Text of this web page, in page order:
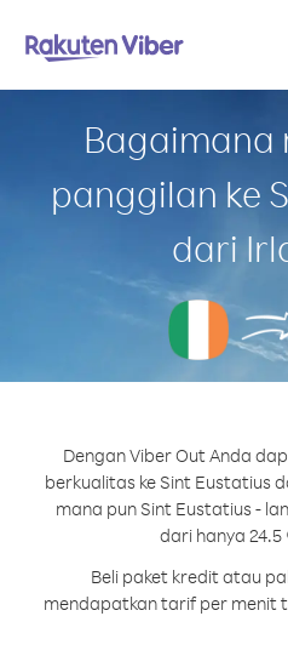
Bagaimana
panggilan ke
dari
Dengan Viber Out Anda
berkualitas ke Sint Eustatius
mana pun Sint Eustatius -
dari hanya
Beli paket kredit atau
mendapatkan tarif per menit